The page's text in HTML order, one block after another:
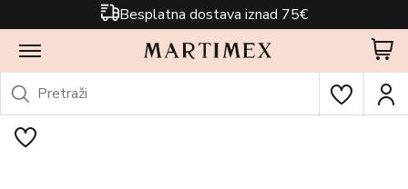
Besplatna dostava iznad 75€